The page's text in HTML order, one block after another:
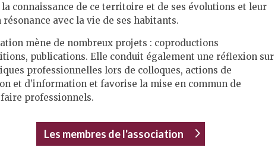
connaissance de ce territoire et de ses évolutions et leur
résonance avec la vie de ses habitants.
mène de nombreux projets : coproductions
publications. Elle conduit également une réflexion sur
professionnelles lors de colloques, actions de
et d’information et favorise la mise en commun de
professionnels.
Les membres de l'association